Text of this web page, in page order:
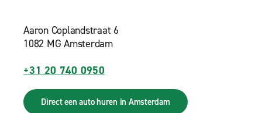
Aaron Coplandstraat 6
1082 MG Amsterdam
+31 20 740 0950
Direct een auto huren in Amsterdam